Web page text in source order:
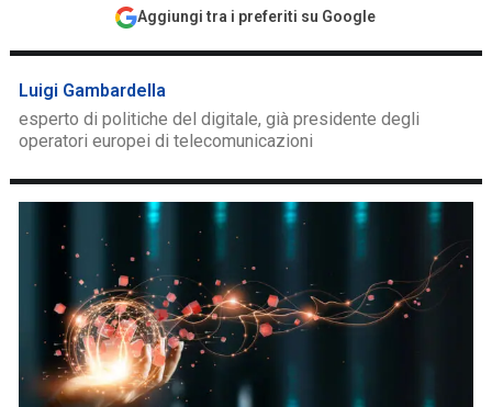
Aggiungi tra i preferiti su Google
Luigi Gambardella
esperto di politiche del digitale, già presidente degli
operatori europei di telecomunicazioni